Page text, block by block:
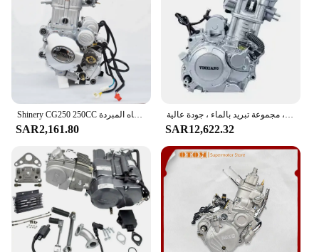
SAR2,161.80 SAR12,622.32